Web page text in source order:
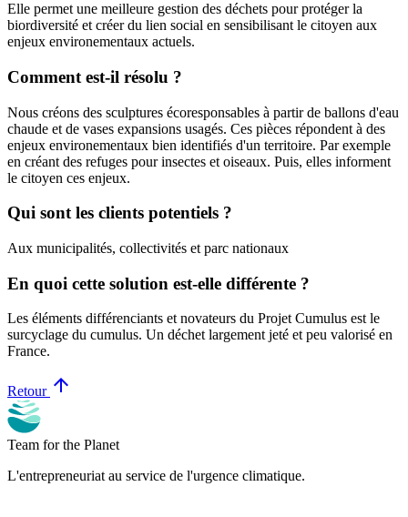
Elle permet une meilleure gestion des déchets pour protéger la
biordiversité et créer du lien social en sensibilisant le citoyen aux
enjeux environementaux actuels.
Comment est-il résolu ?
Nous créons des sculptures écoresponsables à partir de ballons d'eau
chaude et de vases expansions usagés. Ces pièces répondent à des
enjeux environementaux bien identifiés d'un territoire. Par exemple
en créant des refuges pour insectes et oiseaux. Puis, elles informent
le citoyen ces enjeux.
Qui sont les clients potentiels ?
Aux municipalités, collectivités et parc nationaux
En quoi cette solution est-elle différente ?
Les éléments différenciants et novateurs du Projet Cumulus est le
surcyclage du cumulus. Un déchet largement jeté et peu valorisé en
France.
Retour arrow_upward
Team for the Planet
L'entrepreneuriat au service de l'urgence climatique.